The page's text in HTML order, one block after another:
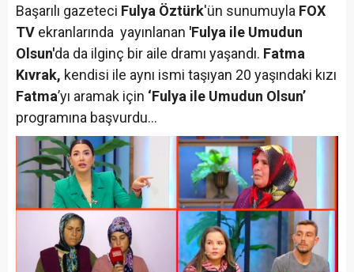
Başarılı gazeteci Fulya Öztürk'ün sunumuyla FOX
TV ekranlarında yayınlanan 'Fulya ile Umudun
Olsun'da da ilginç bir aile dramı yaşandı. Fatma
Kıvrak, kendisi ile aynı ismi taşıyan 20 yaşındaki kızı
Fatma’yı aramak için ‘Fulya ile Umudun Olsun’
programına başvurdu...